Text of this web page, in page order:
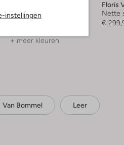
instellingen
Nette schoenen
+ meer kleuren
Floris
Nette
€
Van Bommel Leer